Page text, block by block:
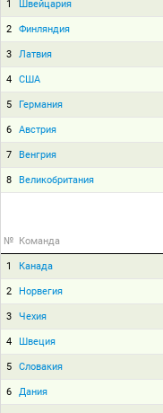
1 Швейцария
2 Финляндия
3 Латвия
4 США
5 Германия
6 Австрия
7 Венгрия
8 Великобритания
№ Команда
1 Канада
2 Норвегия
3 Чехия
4 Швеция
5 Словакия
6 Дания